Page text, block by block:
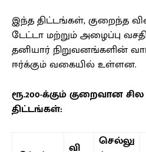
இந்த திட்டங்கள், குறைந்த
டேட்டா மற்றும் அழைப்பு
தனியார் நிறுவனங்களின்
ஈர்க்கும் வகையில் உள்ளன.
ரூ.200-க்கும் குறைவான சில
திட்டங்கள்:
வி
செல்லு